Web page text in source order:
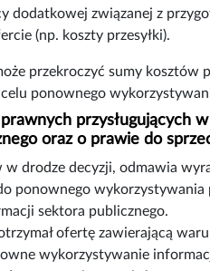
dodatkowej związanej z
(np. koszty przesyłki).
przekroczyć sumy
ponownego
przysługujących
oraz o prawie do
w drodze decyzji, odmawia
ponownego
sektora publicznego.
ofertę zawierającą
wykorzystywanie